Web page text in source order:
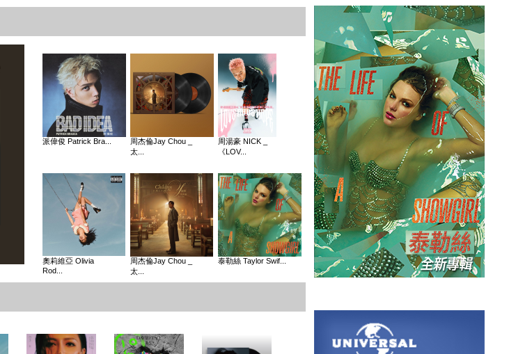
派偉俊 Patrick Bra...
周杰倫Jay Chou _
太...
周湯豪 NICK _
《LOV...
奧莉維亞 Olivia
Rod...
周杰倫Jay Chou _
太...
泰勒絲 Taylor Swif...